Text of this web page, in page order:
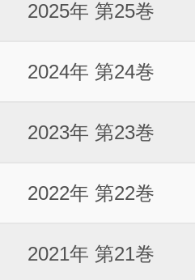
2025年 第25巻
2024年 第24巻
2023年 第23巻
2022年 第22巻
2021年 第21巻